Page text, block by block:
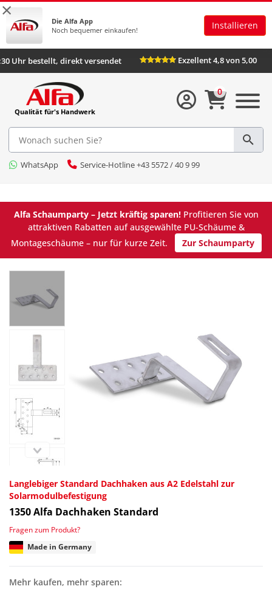
×
Die Alfa App
Noch bequemer einkaufen!
Installieren
Uhr bestellt, direkt versendet Exzellent 4,8 von 5,00
Qualität für's Handwerk
WhatsApp Service-Hotline +43 5572 / 40 9 99
0
Alfa Schaumparty – Jetzt kräftig sparen!Profitieren Sie von
attraktiven Rabatten auf ausgewählte PU-Schäume &
Montageschäume – nur für kurze Zeit.
Zur Schaumparty
Langlebiger Standard Dachhaken aus A2 Edelstahl zur
Solarmodulbefestigung
1350Alfa Dachhaken Standard
Fragen zum Produkt?
Made in Germany
Mehr kaufen, mehr sparen: